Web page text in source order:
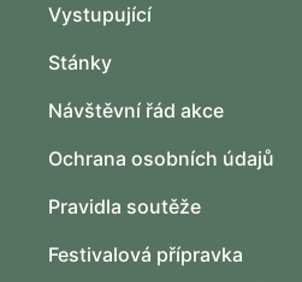
Vystupující
Stánky
Návštěvní řád akce
Ochrana osobních údajů
Pravidla soutěže
Festivalová přípravka